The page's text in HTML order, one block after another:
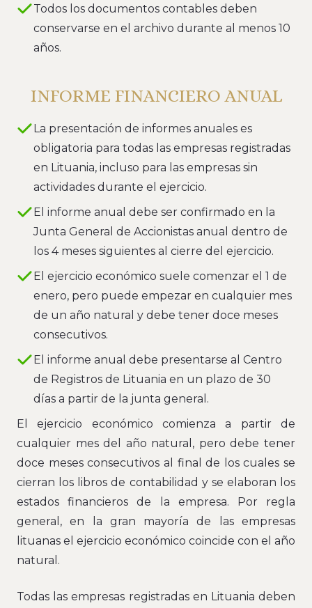
Todos los documentos contables deben
conservarse en el archivo durante al menos 10
años.
INFORME FINANCIERO ANUAL
La presentación de informes anuales es
obligatoria para todas las empresas registradas
en Lituania, incluso para las empresas sin
actividades durante el ejercicio.
El informe anual debe ser confirmado en la
Junta General de Accionistas anual dentro de
los 4 meses siguientes al cierre del ejercicio.
El ejercicio económico suele comenzar el 1 de
enero, pero puede empezar en cualquier mes
de un año natural y debe tener doce meses
consecutivos.
El informe anual debe presentarse al Centro
de Registros de Lituania en un plazo de 30
días a partir de la junta general.
El ejercicio económico comienza a partir de
cualquier mes del año natural, pero debe tener
doce meses consecutivos al final de los cuales se
cierran los libros de contabilidad y se elaboran los
estados financieros de la empresa. Por regla
general, en la gran mayoría de las empresas
lituanas el ejercicio económico coincide con el año
natural.
Todas las empresas registradas en Lituania deben